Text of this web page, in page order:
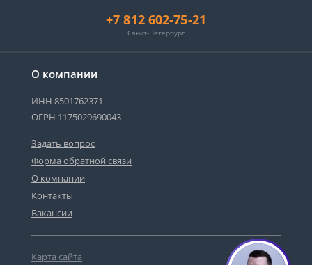
О компании
ИНН 8501762371
ОГРН 1175029690043
Задать вопрос
Форма обратной связи
О компании
Контакты
Вакансии
Карта сайта
+7 812 602-75-21
Санкт-Петербург